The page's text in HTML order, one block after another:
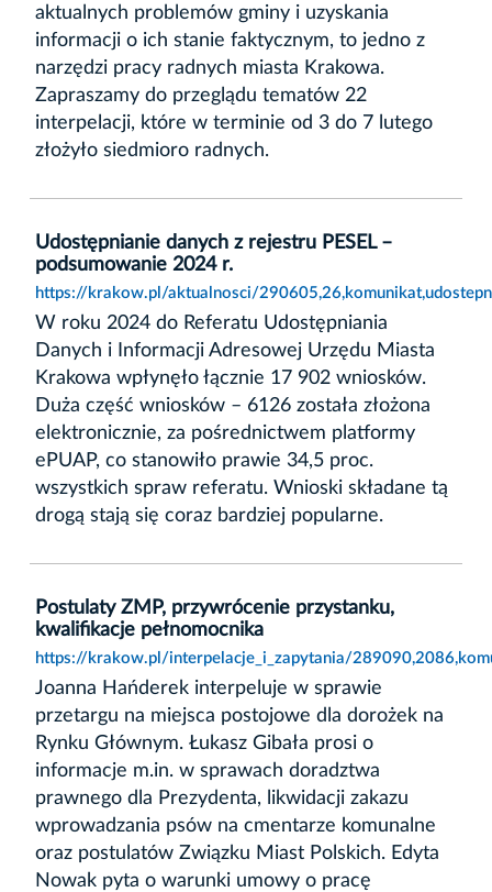
aktualnych problemów gminy i uzyskania
informacji o ich stanie faktycznym, to jedno z
narzędzi pracy radnych miasta Krakowa.
Zapraszamy do przeglądu tematów 22
interpelacji, które w terminie od 3 do 7 lutego
złożyło siedmioro radnych.
Udostępnianie danych z rejestru PESEL –
podsumowanie 2024 r.
https://krakow.pl/aktualnosci/
W roku 2024 do Referatu Udostępniania
Danych i Informacji Adresowej Urzędu Miasta
Krakowa wpłynęło łącznie 17 902 wniosków.
Duża część wniosków – 6126 została złożona
elektronicznie, za pośrednictwem platformy
ePUAP, co stanowiło prawie 34,5 proc.
wszystkich spraw referatu. Wnioski składane tą
drogą stają się coraz bardziej popularne.
Postulaty ZMP, przywrócenie przystanku,
kwalifikacje pełnomocnika
https://krakow.pl/interpelacje_i_zapytania/
Joanna Hańderek interpeluje w sprawie
przetargu na miejsca postojowe dla dorożek na
Rynku Głównym. Łukasz Gibała prosi o
informacje m.in. w sprawach doradztwa
prawnego dla Prezydenta, likwidacji zakazu
wprowadzania psów na cmentarze komunalne
oraz postulatów Związku Miast Polskich. Edyta
Nowak pyta o warunki umowy o pracę